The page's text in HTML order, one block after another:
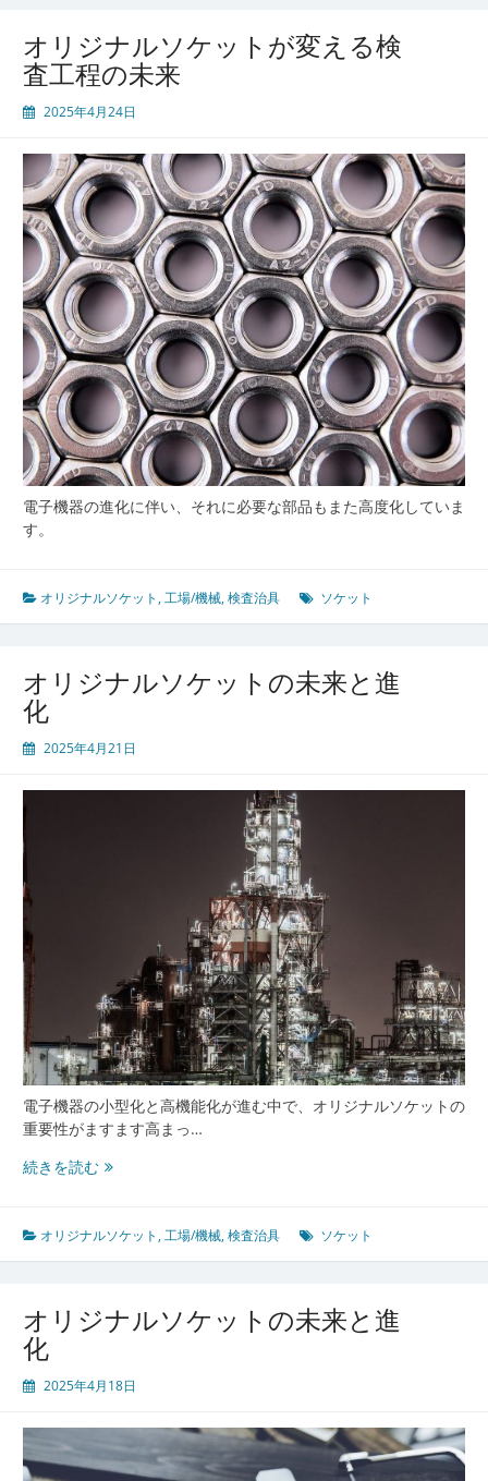
効
率
化
へ
挑
戦
オリジナルソケットが変える検
査工程の未来
2025年4月24日
電子機器の進化に伴い、それに必要な部品もまた高度化していま
す。
オリジナルソケット ,工場/機械,検査治具 ソケット
オリジナルソケットの未来と進
化
2025年4月21日
電子機器の小型化と高機能化が進む中で、オリジナルソケットの
重要性がますます高まっ…
続きを読むオ
ナ
ル
ッ
未
進
オリジナルソケット ,工場/機械,検査治具 ソケット
オリジナルソケットの未来と進
化
2025年4月18日